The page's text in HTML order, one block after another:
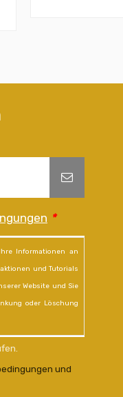
*
Informationen an
und Tutorials
Website und Sie
oder Löschung
und